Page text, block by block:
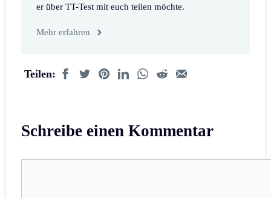
er über TT-Test mit euch teilen möchte.
Mehr erfahren
Teilen:
Schreibe einen Kommentar